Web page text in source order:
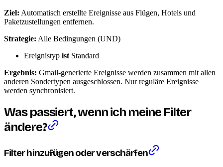
Ziel: Automatisch erstellte Ereignisse aus Flügen, Hotels und
Paketzustellungen entfernen.
Strategie: Alle Bedingungen (UND)
Ereignistyp ist Standard
Ergebnis: Gmail-generierte Ereignisse werden zusammen mit allen
anderen Sondertypen ausgeschlossen. Nur reguläre Ereignisse
werden synchronisiert.
Was passiert, wenn ich meine Filter
ändere?
Filter hinzufügen oder verschärfen